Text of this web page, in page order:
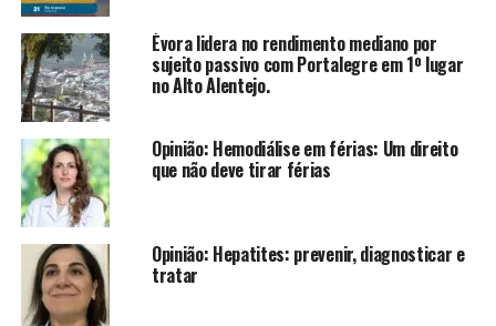
Évora lidera no rendimento mediano por
sujeito passivo com Portalegre em 1º lugar
no Alto Alentejo.
Opinião: Hemodiálise em férias: Um direito
que não deve tirar férias
Opinião: Hepatites: prevenir, diagnosticar e
tratar